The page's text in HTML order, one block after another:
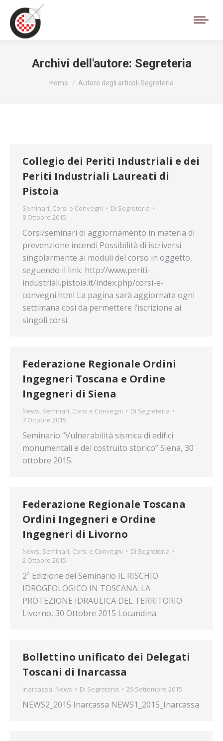
Archivi dell'autore: Segreteria
Tu sei qui:
Home Autore degli articoli Segreteria
Collegio dei Periti Industriali e dei
Periti Industriali Laureati di
Pistoia
Seminari, Corsi e Convegni Di Segreteria
8 Ottobre 2015
Corsi/seminari di aggiornamento in materia di
prevenzione incendi Possibilità di iscriversi
singolarmente ai moduli del corso in oggetto,
seguendo il link: http://www.periti-
industriali.pistoia.it/index.php/corsi-e-
convegni.html La pagina sarà aggiornata ogni
settimana così da permettere l’iscrizione ai
singoli corsi.
Federazione Regionale Ordini
Ingegneri Toscana e Ordine
Ingegneri di Siena
News, Seminari, Corsi e Convegni Di Segreteria
7 Ottobre 2015
Seminario “Vulnerabilità sismica di edifici
monumentali e del costruito storico” Siena, 30
ottobre 2015.
Federazione Regionale Toscana
Ordini Ingegneri e Ordine
Ingegneri di Livorno
News, Seminari, Corsi e Convegni Di Segreteria
2 Ottobre 2015
2ª Edizione del Seminario IL RISCHIO
IDROGEOLOGICO IN TOSCANA: LA
PROTEZIONE IDRAULICA DEL TERRITORIO
Livorno, 30 Ottobre 2015 Locandina
Bollettino unificato dei Delegati
Toscani di Inarcassa
Inarcassa, News Di Segreteria 29 Settembre 2015
NEWS2_2015 Inarcassa NEWS1_2015_Inarcassa